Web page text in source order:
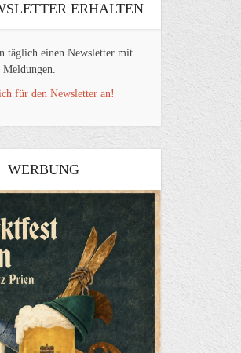
ERHALTEN
täglich einen Newsletter mit
Meldungen.
für den Newsletter an!
WERBUNG